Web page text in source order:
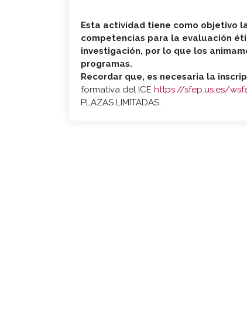
Esta actividad tiene como objetivo
competencias para la evaluación
investigación, por lo que los
programas.
Recordar que, es necesaria la
formativa del ICE https://sfep.us.es/
PLAZAS LIMITADAS.